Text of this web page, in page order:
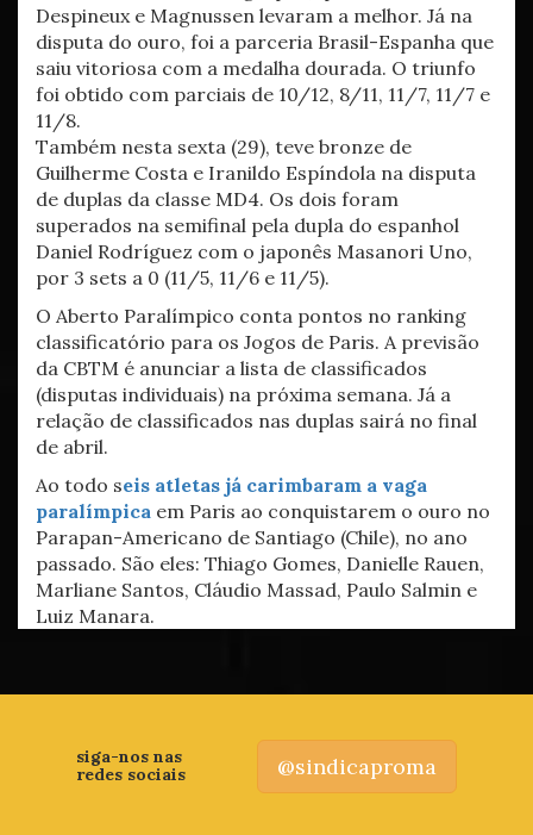
Despineux e Magnussen levaram a melhor. Já na
disputa do ouro, foi a parceria Brasil-Espanha que
saiu vitoriosa com a medalha dourada. O triunfo
foi obtido com parciais de 10/12, 8/11, 11/7, 11/7 e
11/8.
Também nesta sexta (29), teve bronze de
Guilherme Costa e Iranildo Espíndola na disputa
de duplas da classe MD4. Os dois foram
superados na semifinal pela dupla do espanhol
Daniel Rodríguez com o japonês Masanori Uno,
por 3 sets a 0 (11/5, 11/6 e 11/5).
O Aberto Paralímpico conta pontos no ranking
classificatório para os Jogos de Paris. A previsão
da CBTM é anunciar a lista de classificados
(disputas individuais) na próxima semana. Já a
relação de classificados nas duplas sairá no final
de abril.
Ao todo seis atletas já carimbaram a vaga
paralímpica em Paris ao conquistarem o ouro no
Parapan-Americano de Santiago (Chile), no ano
passado. São eles: Thiago Gomes, Danielle Rauen,
Marliane Santos, Cláudio Massad, Paulo Salmin e
Luiz Manara.
siga-nos nas
redes sociais
@sindicaproma